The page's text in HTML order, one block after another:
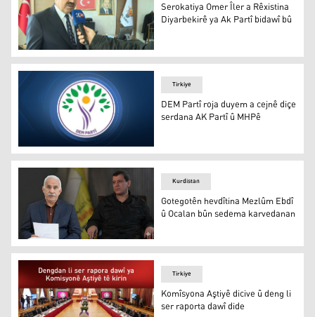
Serokatiya Omer Îler a Rêxistina Diyarbekirê ya Ak
Serokatiya Omer Îler a Rêxistina
Diyarbekirê ya Ak Partî bidawî bû
DEM Partî roja duyem a cejnê diçe serdana AK Partî û
Tirkiye
DEM Partî roja duyem a cejnê diçe
serdana AK Partî û MHPê
Gotegotên hevdîtina Mezlûm Ebdî û Ocalan bûn
Kurdistan
Gotegotên hevdîtina Mezlûm Ebdî
û Ocalan bûn sedema karvedanan
Tirkiye
Komîsyona Aştiyê dicive û deng li
ser raporta dawî dide